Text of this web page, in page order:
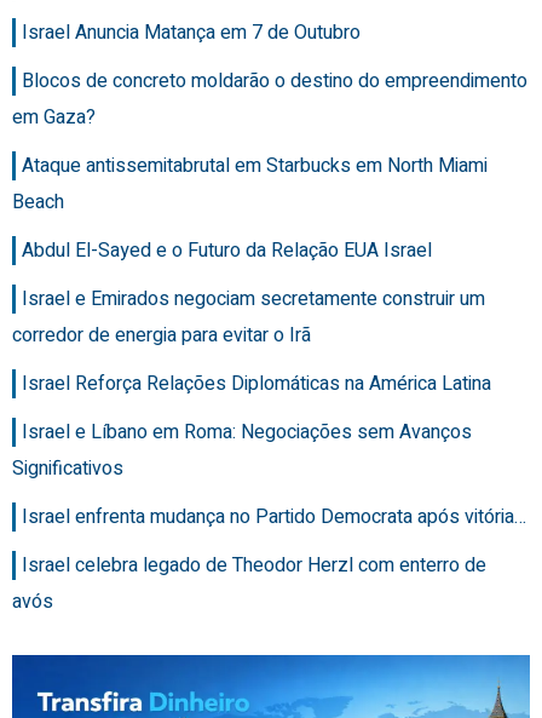
Israel Anuncia Matança em 7 de Outubro
Blocos de concreto moldarão o destino do empreendimento
em Gaza?
Ataque antissemitabrutal em Starbucks em North Miami
Beach
Abdul El-Sayed e o Futuro da Relação EUA Israel
Israel e Emirados negociam secretamente construir um
corredor de energia para evitar o Irã
Israel Reforça Relações Diplomáticas na América Latina
Israel e Líbano em Roma: Negociações sem Avanços
Significativos
Israel enfrenta mudança no Partido Democrata após vitória…
Israel celebra legado de Theodor Herzl com enterro de
avós